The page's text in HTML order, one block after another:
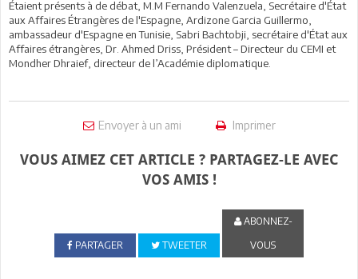
Étaient présents à de débat, M.M Fernando Valenzuela, Secrétaire d'État
aux Affaires Étrangères de l'Espagne, Ardizone Garcia Guillermo,
ambassadeur d'Espagne en Tunisie, Sabri Bachtobji, secrétaire d'État aux
Affaires étrangères, Dr. Ahmed Driss, Président – Directeur du CEMI et
Mondher Dhraief, directeur de l’Académie diplomatique.
Envoyer à un ami Imprimer
VOUS AIMEZ CET ARTICLE ? PARTAGEZ-LE AVEC
VOS AMIS !
PARTAGER TWEETER
ABONNEZ-
VOUS